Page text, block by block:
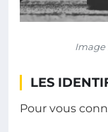
Image
LES
Pour vous